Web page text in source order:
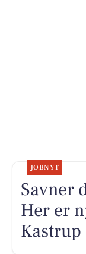
JOBNYT
Savner
Her er
Kastrup